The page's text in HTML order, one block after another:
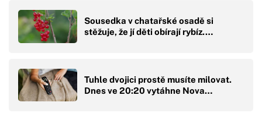
Sousedka v chatařské osadě si
stěžuje, že jí děti obírají rybíz.…
Tuhle dvojici prostě musíte milovat.
Dnes ve 20:20 vytáhne Nova…